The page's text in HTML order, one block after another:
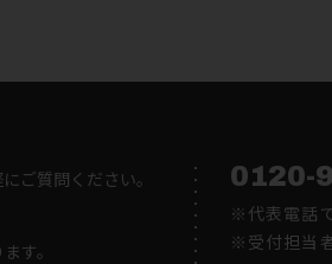
ご質問ください。
す。
0120-
※代表電話で
※受付担当者